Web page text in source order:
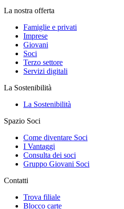
La nostra offerta
Famiglie e privati
Imprese
Giovani
Soci
Terzo settore
Servizi digitali
La Sostenibilità
La Sostenibilità
Spazio Soci
Come diventare Soci
I Vantaggi
Consulta dei soci
Gruppo Giovani Soci
Contatti
Trova filiale
Blocco carte